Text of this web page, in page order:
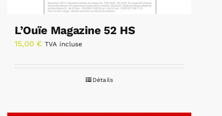
L’Ouïe Magazine 52 HS
15,00 € TVA incluse
Détails